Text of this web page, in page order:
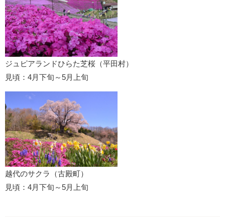
ジュピアランドひらた芝桜（平田村）
見頃：4月下旬～5月上旬
越代のサクラ（古殿町）
見頃：4月下旬～5月上旬